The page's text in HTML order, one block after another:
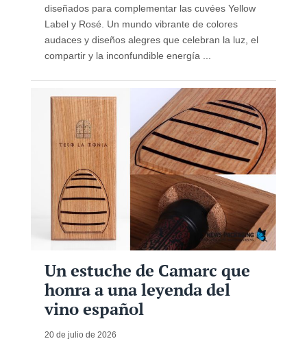
diseñados para complementar las cuvées Yellow
Label y Rosé. Un mundo vibrante de colores
audaces y diseños alegres que celebran la luz, el
compartir y la inconfundible energía ...
Un estuche de Camarc que
honra a una leyenda del
vino español
20 de julio de 2026